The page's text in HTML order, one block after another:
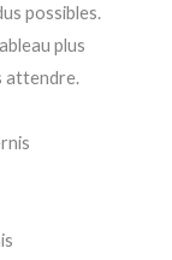
possibles.
plus
attendre.